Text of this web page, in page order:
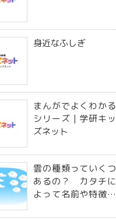
身近なふしぎ
まんがでよくわかる
シリーズ | 学研キッ
ズネット
雲の種類っていくつ
あるの？ カタチに
よって名前や特徴が